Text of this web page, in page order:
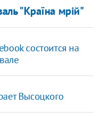
"Країна мрій"
состоится на
Высоцкого